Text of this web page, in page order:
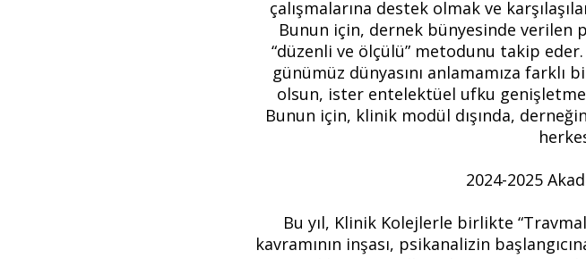
çalışmalarına destek olmak ve
Bunun için, dernek bünyesinde verilen
“düzenli ve ölçülü” metodunu takip
günümüz dünyasını anlamamıza farklı
olsun, ister entelektüel ufku
Bunun için, klinik modül dışında,
2024-2025
Bu yıl, Klinik Kolejlerle birlikte
kavramının inşası, psikanalizin